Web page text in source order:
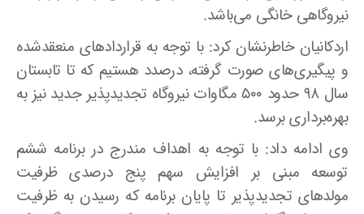
نیروگاهی خانگی می‌باشد.
اردکانیان خاطرنشان کرد: با توجه به قراردادهای منعقدشده
و پیگیری‌های صورت گرفته، درصدد هستیم که تا تابستان
سال ۹۸ حدود ۵۰۰ مگاوات نیروگاه تجدیدپذیر جدید نیز به
بهره‏‌برداری برسد.
وی ادامه داد: با توجه به اهداف مندرج در برنامه ششم
توسعه مبنی بر افزایش سهم پنج درصدی ظرفیت
مولدهای تجدیدپذیر تا پایان برنامه که رسیدن به ظرفیت